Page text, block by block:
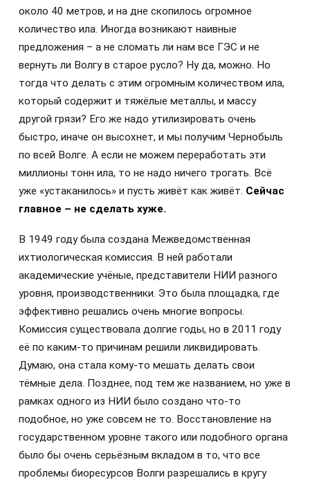
около 40 метров, и на дне скопилось огромное
количество ила. Иногда возникают наивные
предложения – а не сломать ли нам все ГЭС и не
вернуть ли Волгу в старое русло? Ну да, можно. Но
тогда что делать с этим огромным количеством ила,
который содержит и тяжёлые металлы, и массу
другой грязи? Его же надо утилизировать очень
быстро, иначе он высохнет, и мы получим Чернобыль
по всей Волге. А если не можем переработать эти
миллионы тонн ила, то не надо ничего трогать. Всё
уже «устаканилось» и пусть живёт как живёт. Сейчас
главное – не сделать хуже.
В 1949 году была создана Межведомственная
ихтиологическая комиссия. В ней работали
академические учёные, представители НИИ разного
уровня, производственники. Это была площадка, где
эффективно решались очень многие вопросы.
Комиссия существовала долгие годы, но в 2011 году
её по каким-то причинам решили ликвидировать.
Думаю, она стала кому-то мешать делать свои
тёмные дела. Позднее, под тем же названием, но уже в
рамках одного из НИИ было создано что-то
подобное, но уже совсем не то. Восстановление на
государственном уровне такого или подобного органа
было бы очень серьёзным вкладом в то, что все
проблемы биоресурсов Волги разрешались в кругу